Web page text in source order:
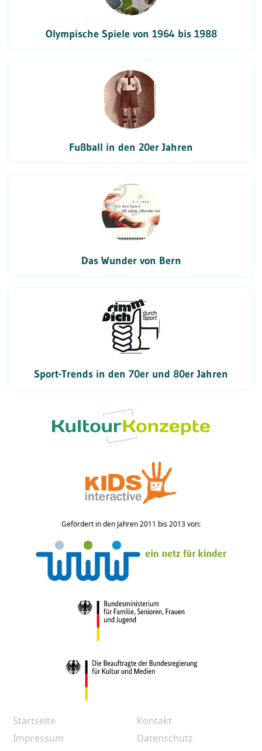
Olympische Spiele von 1964 bis 1988
Fußball in den 20er Jahren
Das Wunder von Bern
Sport-Trends in den 70er und 80er Jahren
Gefördert in den Jahren 2011 bis 2013 von:
Startseite
Kontakt
Impressum
Datenschutz